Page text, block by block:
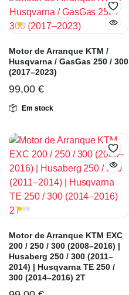
Motor de Arranque KTM /
Husqvarna / GasGas 250 / 300
(2017–2023)
99,00 €
Em stock
Motor de Arranque KTM EXC
200 / 250 / 300 (2008–2016) |
Husaberg 250 / 300 (2011–
2014) | Husqvarna TE 250 /
300 (2014–2016) 2T